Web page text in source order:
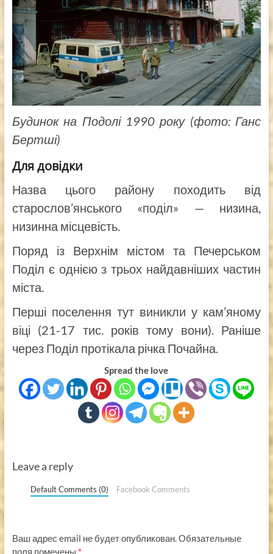
Будинок на Подолі 1990 року (фото: Ганс
Бертші)
Для довідки
Назва цього району походить від
старослов’янського «поділ» — низина,
низинна місцевість.
Поряд із Верхнім містом та Печерськом
Поділ є однією з трьох найдавніших частин
міста.
Перші поселення тут виникли у кам’яному
віці (21-17 тис. років тому вони). Раніше
через Поділ протікала річка Почайна.
Spread the love
Leave a reply
Default Comments (0) Facebook Comments
Ваш адрес email не будет опубликован.Обязательные
поля помечены *